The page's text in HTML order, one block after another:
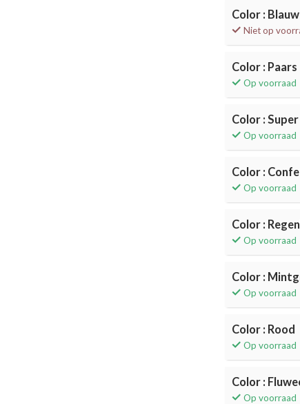
Color : Blauw
Niet op
Color : Paars
Op voorraad
Color :
Op voorraad
Color :
Op voorraad
Color :
Op voorraad
Color :
Op voorraad
Color : Rood
Op voorraad
Color :
Op voorraad